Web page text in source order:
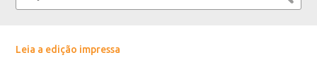
Leia a edição impressa